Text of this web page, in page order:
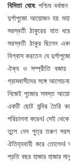
বিদিতা ঘোষ: পশ্চিম
দুর্গাপুজো আয়োজন হয়
সরস্বতী ঠাকুরের হাত
সরস্বতী ঠাকুর ছিলেন
বিশ্বাস করতেন যে
ঐক্য ও সম্প্রীতি বজায়
গ্রামবাসীদের সঙ্গে
নিজেই পুজোর সমস্ত
একটি ছোট মন্দির তৈরি
পরিচালনা করেন। সেই
তুলে নেন পুত্র তরুণ
ঐতিহ্যবাহী করে তোলেন।
প্রতি বছর হাজার হাজার